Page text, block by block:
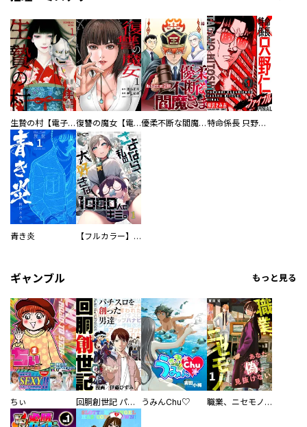
生贄の村【電子単行本版】 復讐の魔女【電子単行本版】 優柔不断な閻魔さま 特命係長 只野仁ファイナル 愛蔵版
青き炎 【フルカラー】さよなら、私の大好きな１０００人のキミ。
ギャンブル もっと見る
ちぃ 回胴創世記 パチスロを創った男達 うみんChu♡ 職業、ニセモノ～あなたに偽は見抜けない【電子単行本版】